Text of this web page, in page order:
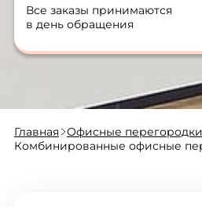
Все заказы принимаются
в день обращения
Главная
Офисные перегородки
Комбинированные офисные